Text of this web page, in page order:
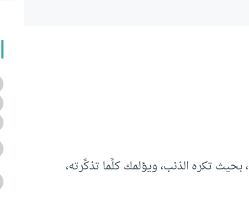
تكره الذنب، ويؤلمك كلَّما تذكَّرته،